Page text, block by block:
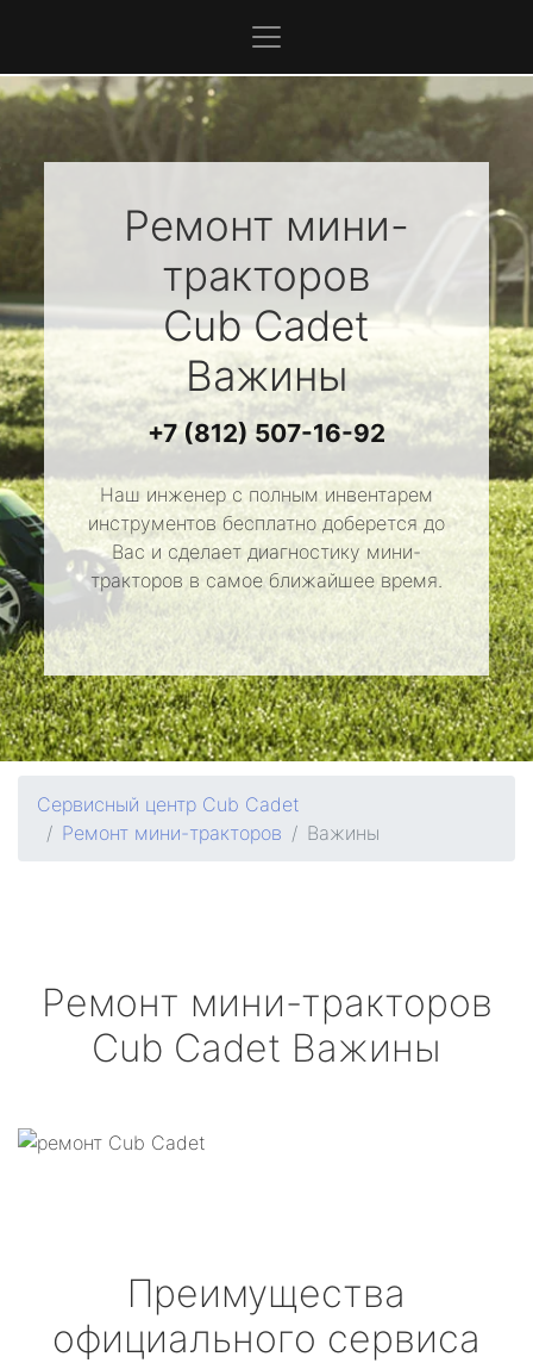
Ремонт мини-
тракторов
Cub Cadet
Важины
+7 (812) 507-16-92
Наш инженер с полным инвентарем
инструментов бесплатно доберется до
Вас и сделает диагностику мини-
тракторов в самое ближайшее время.
Сервисный центр Cub Cadet
Ремонт мини-тракторов
Важины
Ремонт мини-тракторов
Cub Cadet Важины
Преимущества
официального сервиса